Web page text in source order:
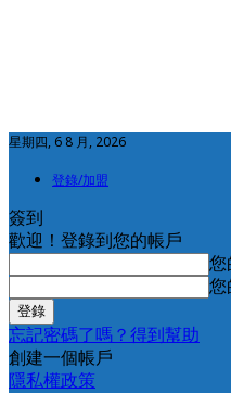
星期四, 6 8 月, 2026
登錄/加盟
簽到
歡迎！登錄到您的帳戶
您
您
忘記密碼了嗎？得到幫助
創建一個帳戶
隱私權政策